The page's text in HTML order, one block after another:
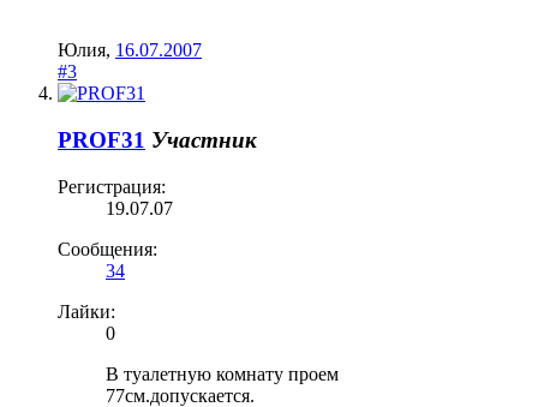
Юлия, 16.07.2007
#3
PROF31 Участник
Регистрация:
19.07.07
Сообщения:
34
Лайки:
0
В туалетную комнату проем
77см.допускается.